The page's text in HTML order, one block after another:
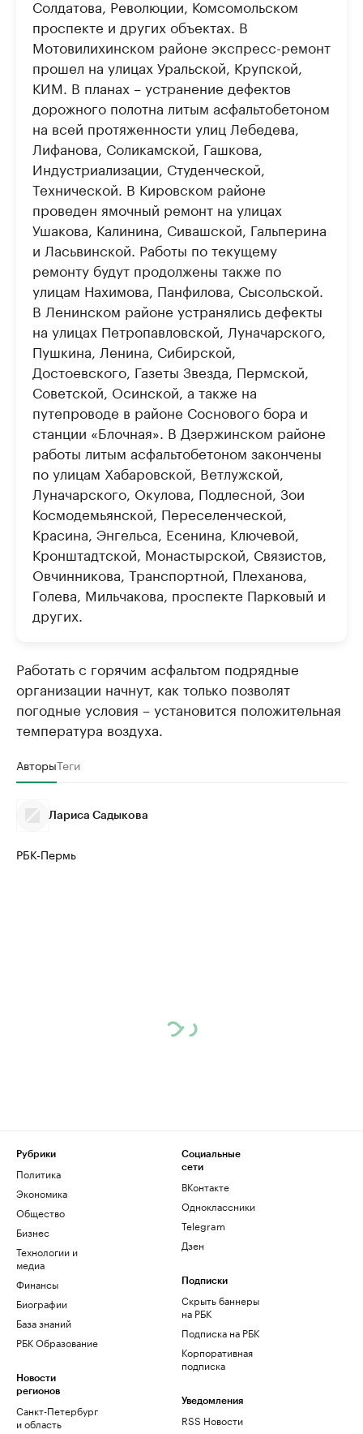
Солдатова, Революции, Комсомольском
проспекте и других объектах. В
Мотовилихинском районе экспресс-ремонт
прошел на улицах Уральской, Крупской,
КИМ. В планах – устранение дефектов
дорожного полотна литым асфальтобетоном
на всей протяженности улиц Лебедева,
Лифанова, Соликамской, Гашкова,
Индустриализации, Студенческой,
Технической. В Кировском районе
проведен ямочный ремонт на улицах
Ушакова, Калинина, Сивашской, Гальперина
и Ласьвинской. Работы по текущему
ремонту будут продолжены также по
улицам Нахимова, Панфилова, Сысольской.
В Ленинском районе устранялись дефекты
на улицах Петропавловской, Луначарского,
Пушкина, Ленина, Сибирской,
Достоевского, Газеты Звезда, Пермской,
Советской, Осинской, а также на
путепроводе в районе Соснового бора и
станции «Блочная». В Дзержинском районе
работы литым асфальтобетоном закончены
по улицам Хабаровской, Ветлужской,
Луначарского, Окулова, Подлесной, Зои
Космодемьянской, Переселенческой,
Красина, Энгельса, Есенина, Ключевой,
Кронштадтской, Монастырской, Связистов,
Овчинникова, Транспортной, Плеханова,
Голева, Мильчакова, проспекте Парковый и
других.
Работать с горячим асфальтом подрядные
организации начнут, как только позволят
погодные условия – установится положительная
температура воздуха.
АвторыТеги
Лариса Садыкова
РБК-Пермь
Рубрики
Политика
Экономика
Общество
Бизнес
Технологии и
медиа
Финансы
Биографии
База знаний
РБК Образование
Новости
регионов
Санкт-Петербург
и область
Социальные
сети
ВКонтакте
Одноклассники
Telegram
Дзен
Подписки
Скрыть баннеры
на РБК
Подписка на РБК
Корпоративная
подписка
Уведомления
RSS Новости